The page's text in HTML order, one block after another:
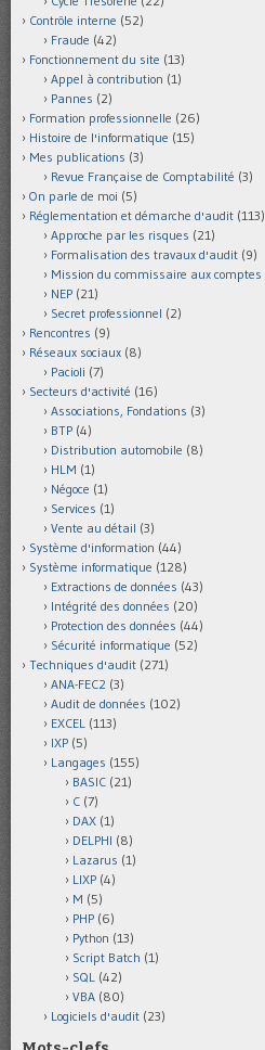
Contrôle interne (52)
Fraude (42)
Fonctionnement du site (13)
Appel à contribution (1)
Pannes (2)
Formation professionnelle (26)
Histoire de l'informatique (15)
Mes publications (3)
Revue Française de Comptabilité (3)
On parle de moi (5)
Réglementation et démarche d'audit (113)
Approche par les risques (21)
Formalisation des travaux d'audit (9)
Mission du commissaire aux comptes
NEP (21)
Secret professionnel (2)
Rencontres (9)
Réseaux sociaux (8)
Pacioli (7)
Secteurs d'activité (16)
Associations, Fondations (3)
BTP (4)
Distribution automobile (8)
HLM (1)
Négoce (1)
Services (1)
Vente au détail (3)
Système d'information (44)
Système informatique (128)
Extractions de données (43)
Intégrité des données (20)
Protection des données (44)
Sécurité informatique (52)
Techniques d'audit (271)
ANA-FEC2 (3)
Audit de données (102)
EXCEL (113)
IXP (5)
Langages (155)
BASIC (21)
C (7)
DAX (1)
DELPHI (8)
Lazarus (1)
LIXP (4)
M (5)
PHP (6)
Python (13)
Script Batch (1)
SQL (42)
VBA (80)
Logiciels d'audit (23)